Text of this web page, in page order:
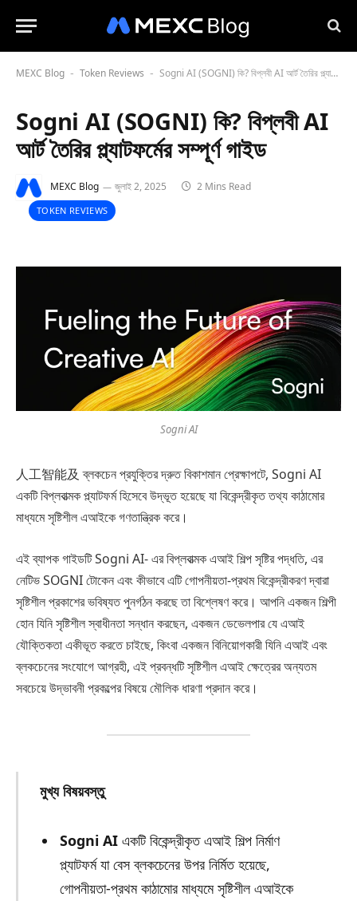
MEXC Blog - Token Reviews - Sogni AI (SOGNI) কি? বিপ্লবী AI আর্ট তৈরির প্ল্যাটফর্মের সম্পূর্ণ গাইড
Sogni AI (SOGNI) কি? বিপ্লবী AI
আর্ট তৈরির প্ল্যাটফর্মের সম্পূর্ণ গাইড
MEXC Blog জুলাই 2, 2025 2 Mins Read
TOKEN REVIEWS
Sogni AI
人工智能及 ব্লকচেন প্রযুক্তির দ্রুত বিকাশমান প্রেক্ষাপটে, Sogni AI
একটি বিপ্লবাত্মক প্ল্যাটফর্ম হিসেবে উদ্ভূত হয়েছে যা বিকেন্দ্রীকৃত তথ্য কাঠামোর
মাধ্যমে সৃষ্টিশীল এআইকে গণতান্ত্রিক করে।
এই ব্যাপক গাইডটি Sogni AI- এর বিপ্লবাত্মক এআই শিল্প সৃষ্টির পদ্ধতি, এর
নেটিভ SOGNI টোকেন এবং কীভাবে এটি গোপনীয়তা-প্রথম বিকেন্দ্রীকরণ দ্বারা
সৃষ্টিশীল প্রকাশের ভবিষ্যত পুনর্গঠন করছে তা বিশ্লেষণ করে। আপনি একজন শিল্পী
হোন যিনি সৃষ্টিশীল স্বাধীনতা সন্ধান করছেন, একজন ডেভেলপার যে এআই
যৌক্তিকতা একীভূত করতে চাইছে, কিংবা একজন বিনিয়োগকারী যিনি এআই এবং
ব্লকচেনের সংযোগে আগ্রহী, এই প্রবন্ধটি সৃষ্টিশীল এআই ক্ষেত্রের অন্যতম
সবচেয়ে উদ্ভাবনী প্রকল্পের বিষয়ে মৌলিক ধারণা প্রদান করে।
মুখ্য বিষয়বস্তু
Sogni AIএকটি বিকেন্দ্রীকৃত এআই শিল্প নির্মাণ
প্ল্যাটফর্ম যা বেস ব্লকচেনের উপর নির্মিত হয়েছে,
গোপনীয়তা-প্রথম কাঠামোর মাধ্যমে সৃষ্টিশীল এআইকে